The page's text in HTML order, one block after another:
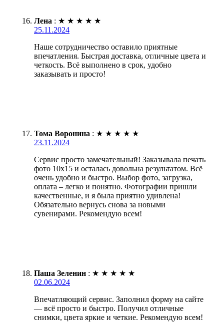
Лена : ★ ★ ★ ★ ★
25.11.2024
Наше сотрудничество оставило приятные
впечатления. Быстрая доставка, отличные цвета и
четкость. Всё выполнено в срок, удобно
заказывать и просто!
Тома Воронина : ★ ★ ★ ★ ★
23.11.2024
Сервис просто замечательный! Заказывала печать
фото 10х15 и осталась довольна результатом. Всё
очень удобно и быстро. Выбор фото, загрузка,
оплата – легко и понятно. Фотографии пришли
качественные, и я была приятно удивлена!
Обязательно вернусь снова за новыми
сувенирами. Рекомендую всем!
Паша Зеленин : ★ ★ ★ ★ ★
02.06.2024
Впечатляющий сервис. Заполнил форму на сайте
— всё просто и быстро. Получил отличные
снимки, цвета яркие и четкие. Рекомендую всем!